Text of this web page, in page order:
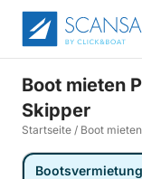
Boot mieten
Skipper
Startseite / Boot mieten